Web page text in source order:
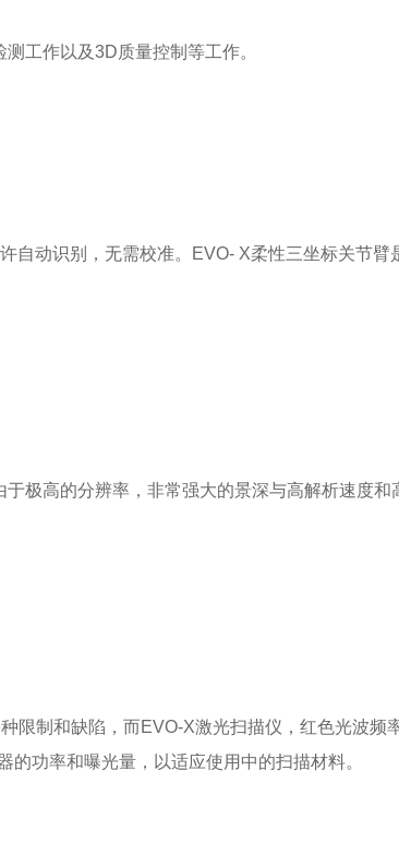
工作以及3D质量控制等工作。
动识别，无需校准。EVO- X柔性三坐标关节臂
高的分辨率，非常强大的景深与高解析速度和
和缺陷，而EVO-X激光扫描仪，红色光波频
功率和曝光量，以适应使用中的扫描材料。